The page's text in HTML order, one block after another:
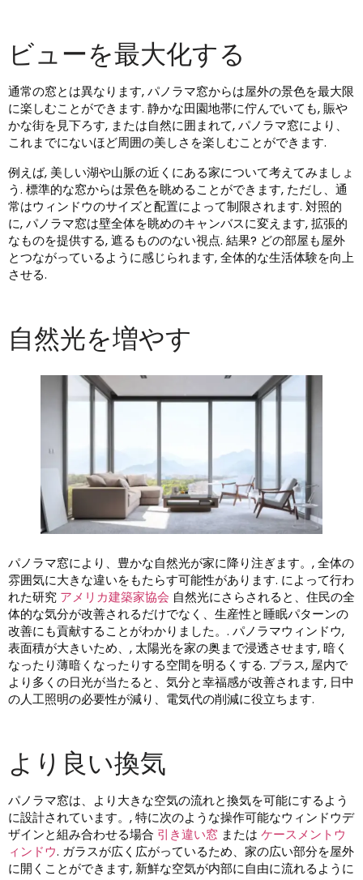
ビューを最大化する
通常の窓とは異なります, パノラマ窓からは屋外の景色を最大限
に楽しむことができます. 静かな田園地帯に佇んでいても, 賑や
かな街を見下ろす, または自然に囲まれて, パノラマ窓により、
これまでにないほど周囲の美しさを楽しむことができます.
例えば, 美しい湖や山脈の近くにある家について考えてみましょ
う. 標準的な窓からは景色を眺めることができます, ただし、通
常はウィンドウのサイズと配置によって制限されます. 対照的
に, パノラマ窓は壁全体を眺めのキャンバスに変えます, 拡張的
なものを提供する, 遮るもののない視点. 結果? どの部屋も屋外
とつながっているように感じられます, 全体的な生活体験を向上
させる.
自然光を増やす
パノラマ窓により、豊かな自然光が家に降り注ぎます。, 全体の
雰囲気に大きな違いをもたらす可能性があります. によって行わ
れた研究 アメリカ建築家協会 自然光にさらされると、住民の全
体的な気分が改善されるだけでなく、生産性と睡眠パターンの
改善にも貢献することがわかりました。. パノラマウィンドウ,
表面積が大きいため、, 太陽光を家の奥まで浸透させます, 暗く
なったり薄暗くなったりする空間を明るくする. プラス, 屋内で
より多くの日光が当たると、気分と幸福感が改善されます, 日中
の人工照明の必要性が減り、電気代の削減に役立ちます.
より良い換気
パノラマ窓は、より大きな空気の流れと換気を可能にするよう
に設計されています。, 特に次のような操作可能なウィンドウデ
ザインと組み合わせる場合 引き違い窓 または ケースメントウ
ィンドウ. ガラスが広く広がっているため、家の広い部分を屋外
に開くことができます, 新鮮な空気が内部に自由に流れるように